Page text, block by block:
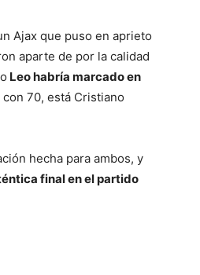
Ajax que puso en aprieto
aparte de por la calidad
Leo habría marcado en
70, está Cristiano
hecha para ambos, y
final en el partido